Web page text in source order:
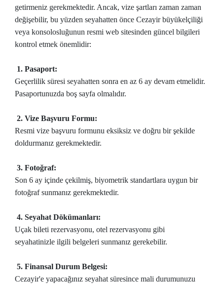
getirmeniz gerekmektedir. Ancak, vize şartları zaman zaman
değişebilir, bu yüzden seyahatten önce Cezayir büyükelçiliği
veya konsolosluğunun resmi web sitesinden güncel bilgileri
kontrol etmek önemlidir:
1. Pasaport:
Geçerlilik süresi seyahatten sonra en az 6 ay devam etmelidir.
Pasaportunuzda boş sayfa olmalıdır.
2. Vize Başvuru Formu:
Resmi vize başvuru formunu eksiksiz ve doğru bir şekilde
doldurmanız gerekmektedir.
3. Fotoğraf:
Son 6 ay içinde çekilmiş, biyometrik standartlara uygun bir
fotoğraf sunmanız gerekmektedir.
4. Seyahat Dökümanları:
Uçak bileti rezervasyonu, otel rezervasyonu gibi
seyahatinizle ilgili belgeleri sunmanız gerekebilir.
5. Finansal Durum Belgesi:
Cezayir'e yapacağınız seyahat süresince mali durumunuzu